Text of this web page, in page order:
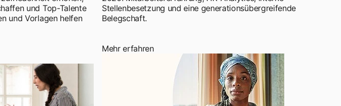
und Top-Talente
und Vorlagen helfen
Stellenbesetzung und eine generationsübergreifende
Belegschaft.
Mehr erfahren